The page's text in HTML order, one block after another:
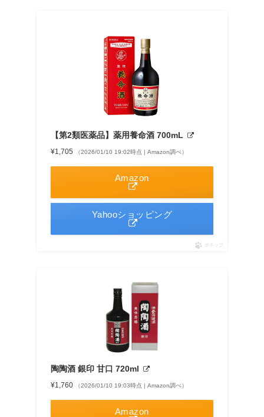
【第2類医薬品】薬用養命酒 700mL
¥1,705 （2026/01/10 19:02時点 | Amazon調べ）
Amazon
Yahooショッピング
ポチップ
陶陶酒 銀印 甘口 720ml
¥1,760 （2026/01/10 19:03時点 | Amazon調べ）
Amazon